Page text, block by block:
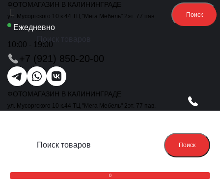
ФОТОМАГАЗИН В КАЛИНИНГРАДЕ
ул. Мусоргского 10 к.44 ТЦ "Мега Мебель" 2эт. 77 пав.
Ежедневно
10:00 - 19:00
+7 (921) 850-20-00
ФОТОМАГАЗИН В КАЛИНИНГРАДЕ
ул. Мусоргского 10 к.44 ТЦ "Мега Мебель" 2эт. 77 пав.
Поиск
0
Поиск